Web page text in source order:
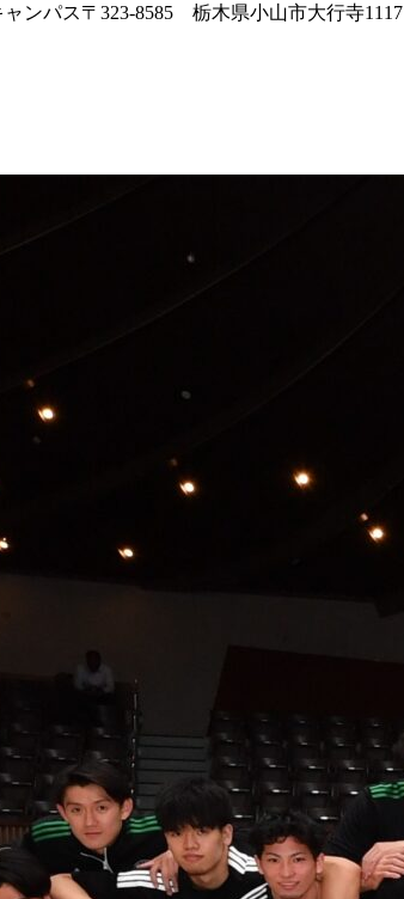
ンパス〒323-8585 栃木県小山市大行寺1117